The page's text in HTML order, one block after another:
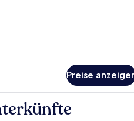
Preise